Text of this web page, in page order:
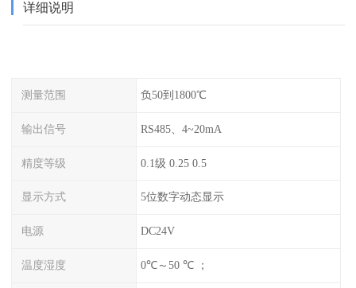
详细说明
测量范围 负50到1800℃
输出信号 RS485、4~20mA
精度等级 0.1级 0.25 0.5
显示方式 5位数字动态显示
电源 DC24V
温度湿度 0℃～50 ℃ ；